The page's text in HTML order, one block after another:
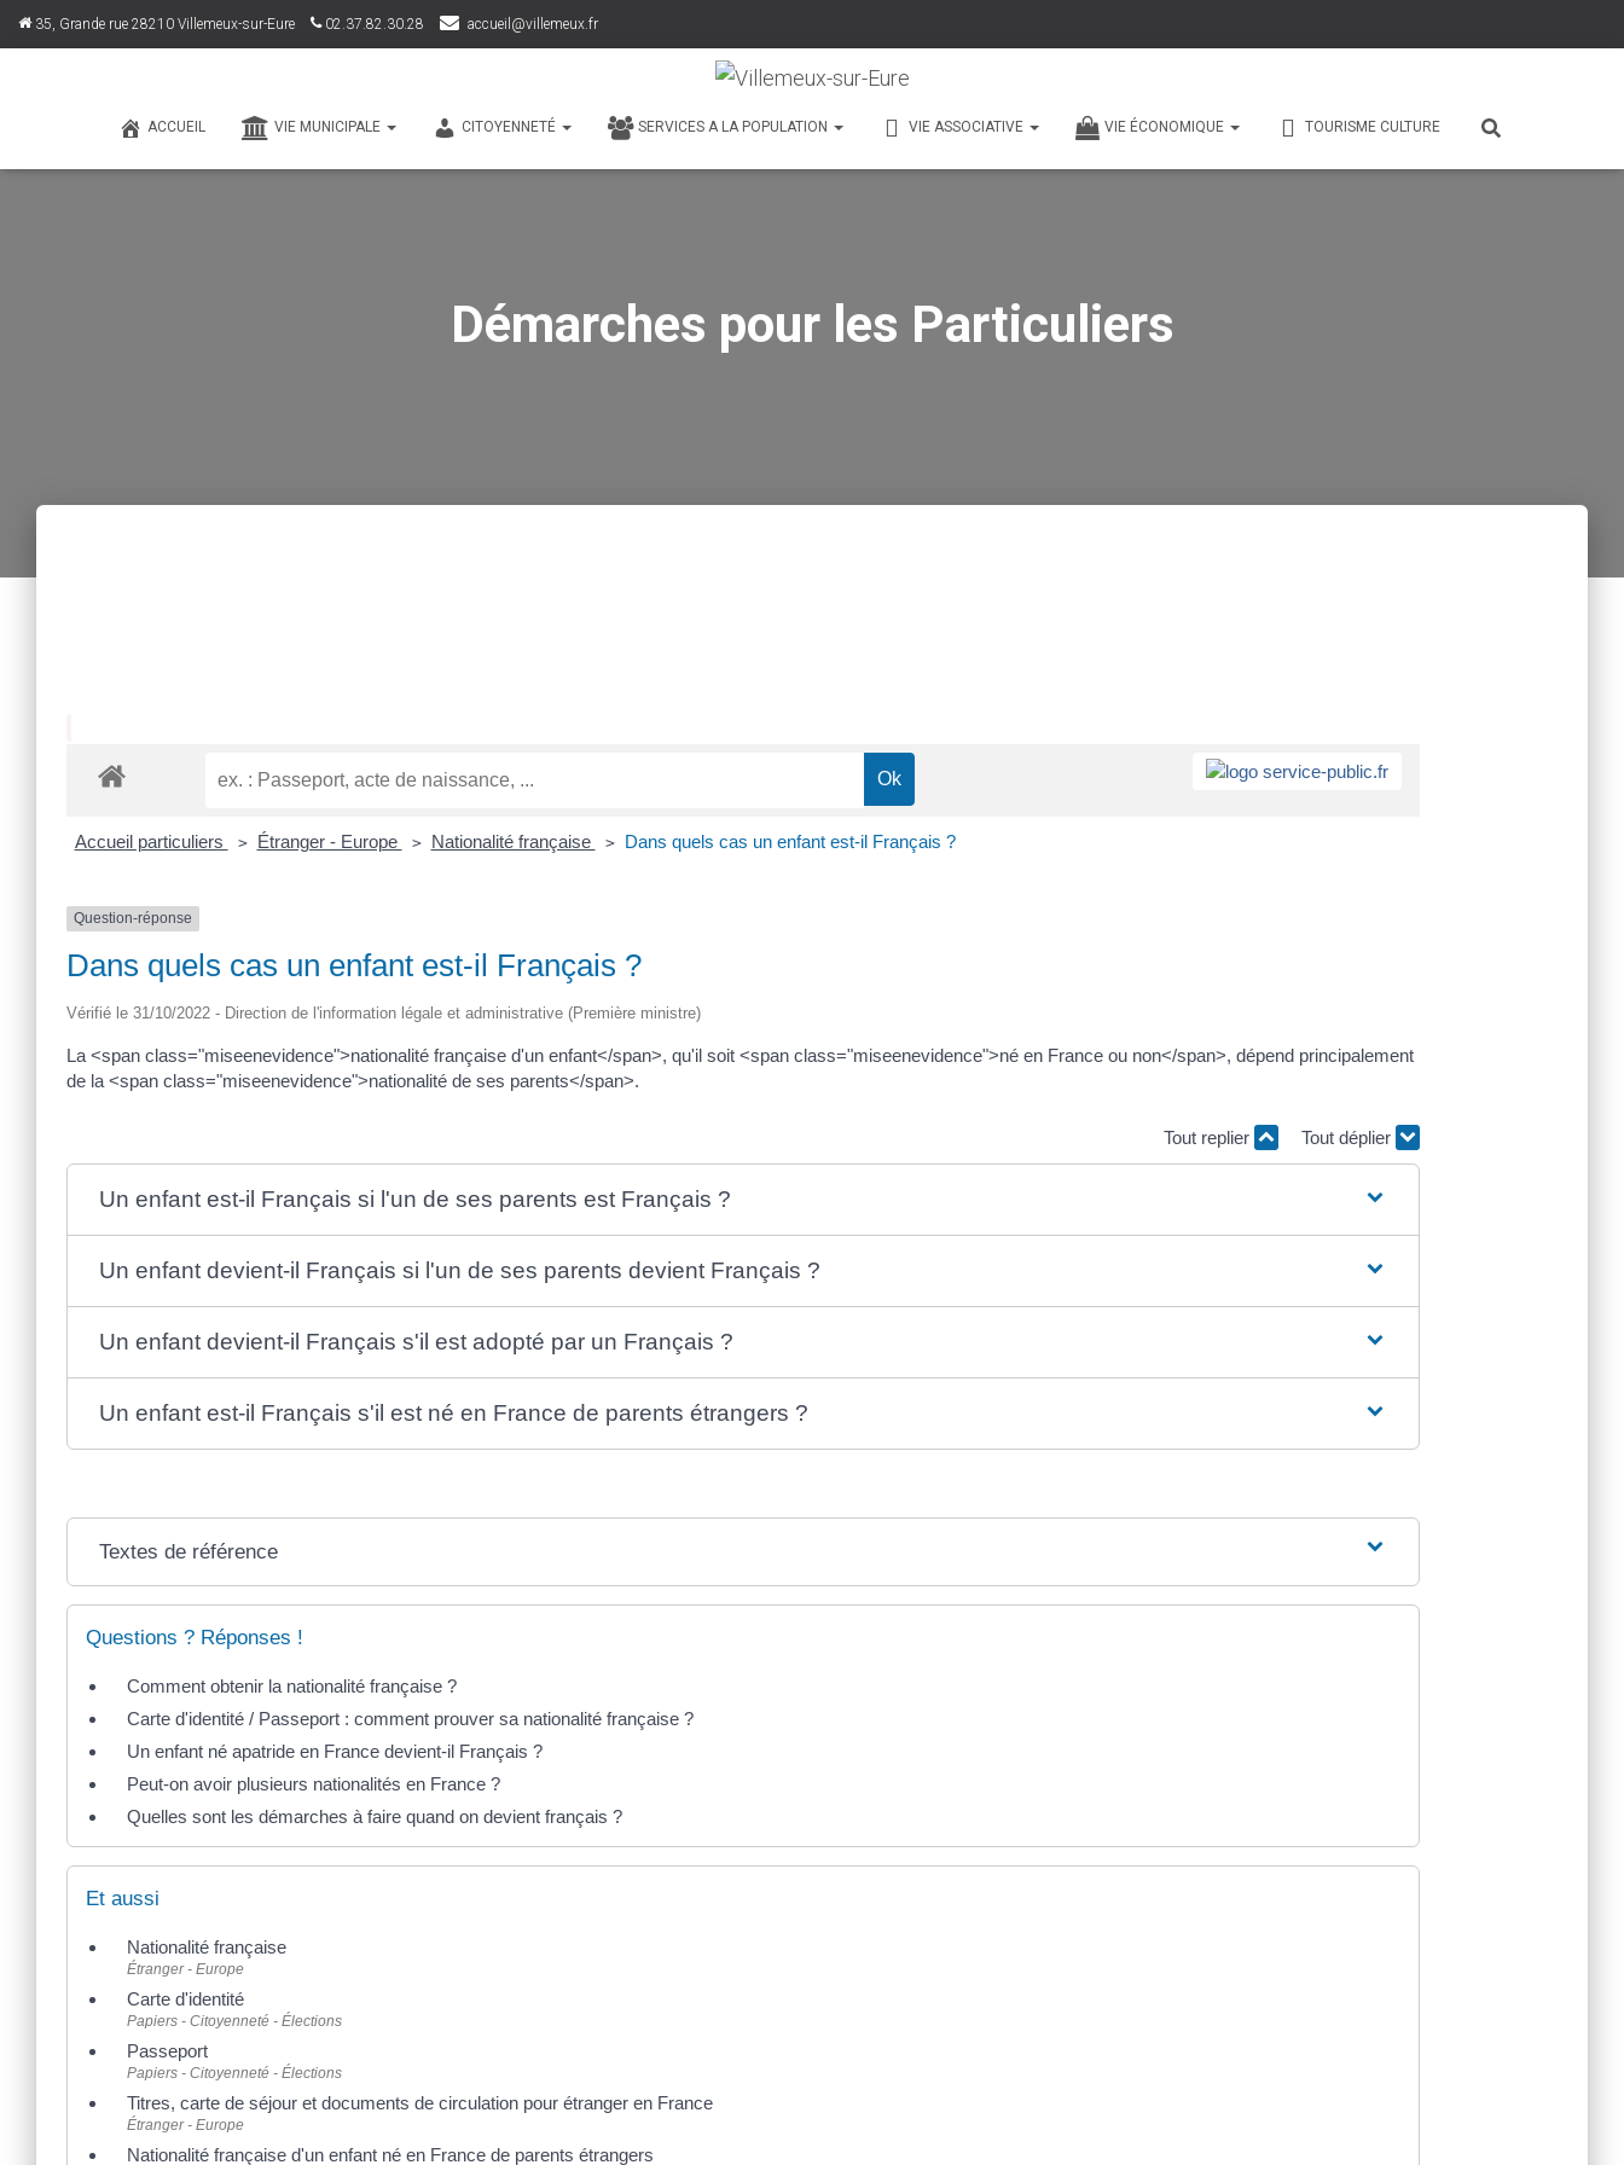
35, Grande rue 28210 Villemeux-sur-Eure 02.37.82.30.28 accueil@villemeux.fr
ACCUEIL VIE MUNICIPALE CITOYENNETÉ SERVICES A LA POPULATION VIE ASSOCIATIVE VIE ÉCONOMIQUE TOURISME CULTURE
Démarches pour les Particuliers
Accueil particuliers > Étranger - Europe > Nationalité française > Dans quels cas un enfant est-il Français ?
Question-réponse
Dans quels cas un enfant est-il Français ?
Vérifié le 31/10/2022 - Direction de l'information légale et administrative (Première ministre)
La <span class="miseenevidence">nationalité française d'un enfant</span>, qu'il soit <span class="miseenevidence">né en France ou non</span>, dépend principalement
de la <span class="miseenevidence">nationalité de ses parents</span>.
Tout replier Tout déplier
Un enfant est-il Français si l'un de ses parents est Français ?
Un enfant devient-il Français si l'un de ses parents devient Français ?
Un enfant devient-il Français s'il est adopté par un Français ?
Un enfant est-il Français s'il est né en France de parents étrangers ?
Textes de référence
Questions ? Réponses !
Comment obtenir la nationalité française ?
Carte d'identité / Passeport : comment prouver sa nationalité française ?
Un enfant né apatride en France devient-il Français ?
Peut-on avoir plusieurs nationalités en France ?
Quelles sont les démarches à faire quand on devient français ?
Et aussi
Nationalité française
Étranger - Europe
Carte d'identité
Papiers - Citoyenneté - Élections
Passeport
Papiers - Citoyenneté - Élections
Titres, carte de séjour et documents de circulation pour étranger en France
Étranger - Europe
Nationalité française d'un enfant né en France de parents étrangers